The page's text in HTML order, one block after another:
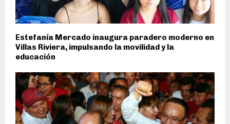
Estefanía Mercado inaugura paradero moderno en
Villas Riviera, impulsando la movilidad y la
educación